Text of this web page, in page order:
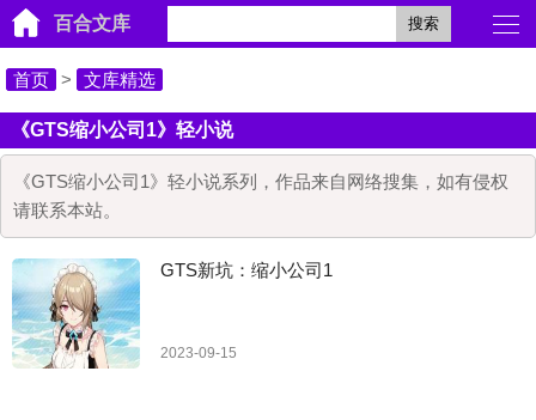
百合文库 搜索
首页 > 文库精选
《GTS缩小公司1》轻小说
《GTS缩小公司1》轻小说系列，作品来自网络搜集，如有侵权
请联系本站。
GTS新坑：缩小公司1
2023-09-15